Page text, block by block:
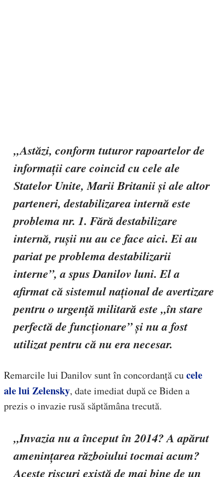
„Astăzi, conform tuturor rapoartelor de
informații care coincid cu cele ale
Statelor Unite, Marii Britanii și ale altor
parteneri, destabilizarea internă este
problema nr. 1. Fără destabilizare
internă, rușii nu au ce face aici. Ei au
pariat pe problema destabilizarii
interne”, a spus Danilov luni. El a
afirmat că sistemul național de avertizare
pentru o urgență militară este „în stare
perfectă de funcționare” și nu a fost
utilizat pentru că nu era necesar.
Remarcile lui Danilov sunt în concordanță cucele
ale lui Zelensky, date imediat după ce Biden a
prezis o invazie rusă săptămâna trecută.
„Invazia nu a început în 2014? A apărut
amenințarea războiului tocmai acum?
Aceste riscuri există de mai bine de un